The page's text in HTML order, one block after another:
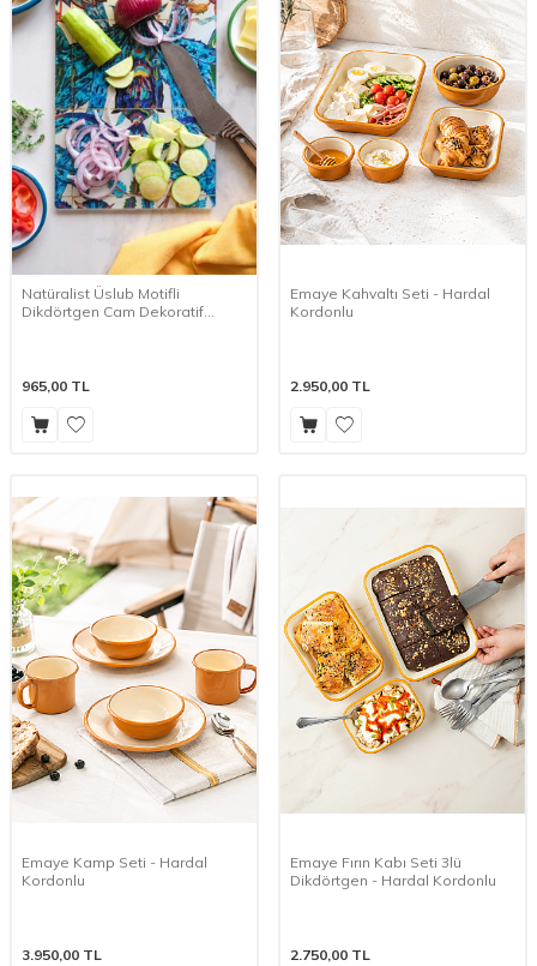
Natüralist Üslub Motifli
Dikdörtgen Cam Dekoratif
965,00 TL
Emaye Kahvaltı Seti - Hardal
Kordonlu
2.950,00 TL
Emaye Kamp Seti - Hardal
Kordonlu
3.950,00 TL
Emaye Fırın Kabı Seti 3lü
Dikdörtgen - Hardal Kordonlu
2.750,00 TL